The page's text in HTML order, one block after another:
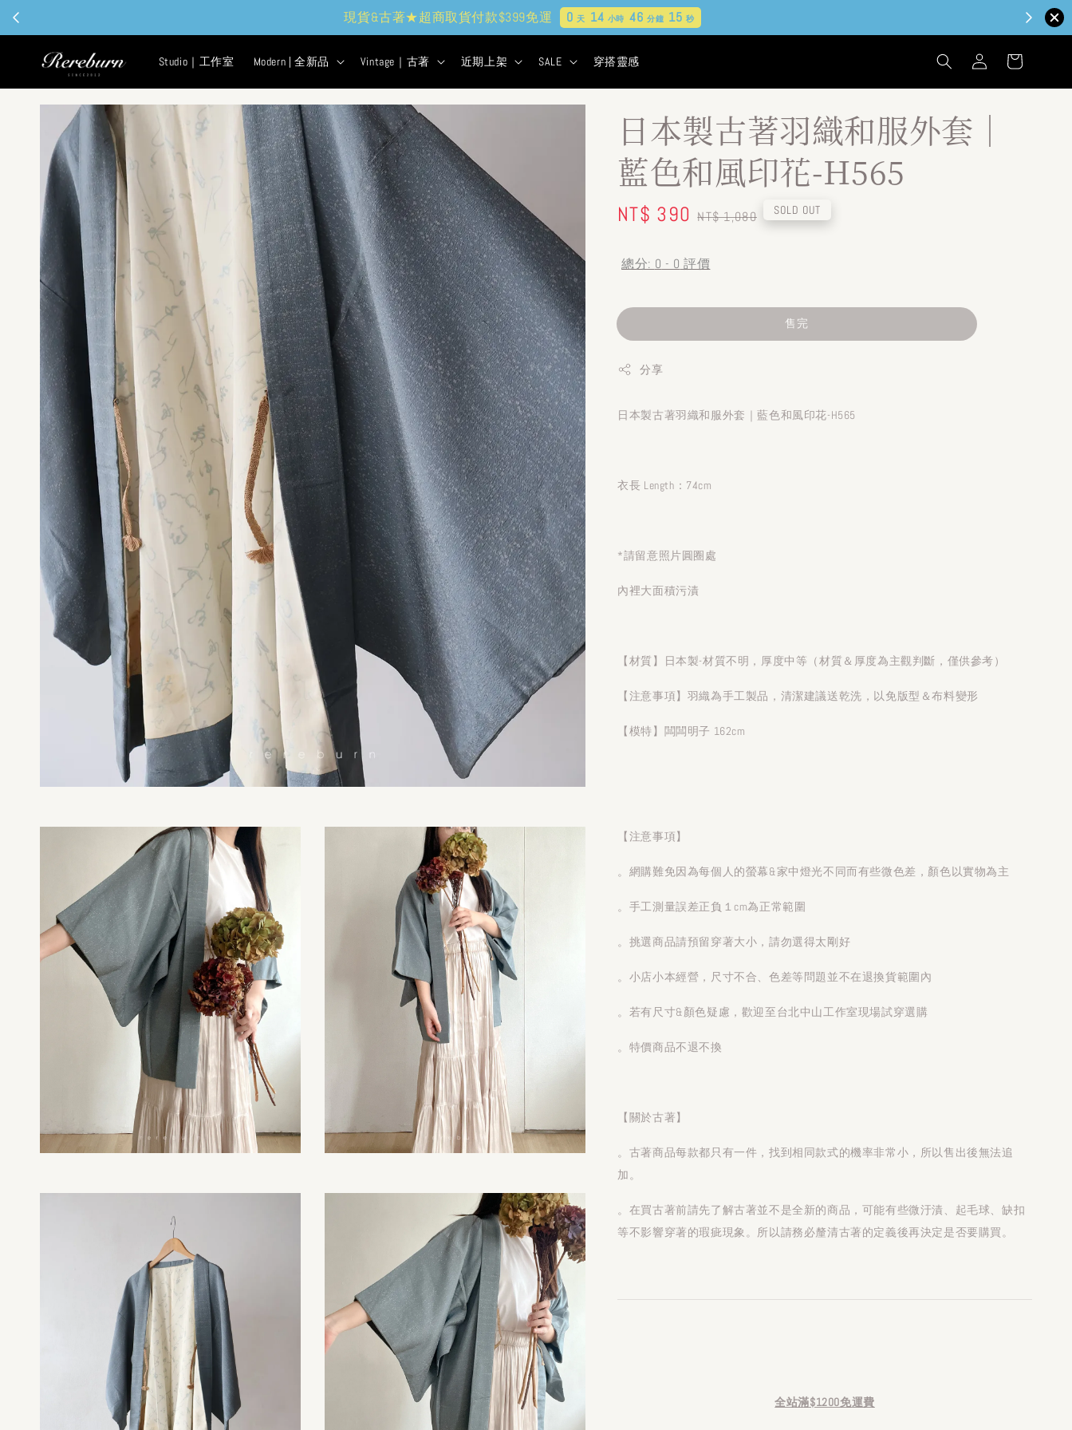
現貨&古著★超商取貨付款$399免運 0天 14 小時 46 分鐘 13 秒
Studio｜工作室 Modern | 全新品 Vintage｜古著 近期上架 SALE 穿搭靈感
日本製古著羽織和服外套｜
藍色和風印花-H565
Sale
NT$ 390 Regular
NT$ 1,080 SOLD OUT
總分: 0 - 0 評價
售完
分享
日本製古著羽織和服外套｜藍色和風印花-H565
衣長 Length：74cm
*請留意照片圓圈處
內裡大面積污漬
【材質】日本製-材質不明，厚度中等（材質＆厚度為主觀判斷，僅供參考）
【注意事項】羽織為手工製品，清潔建議送乾洗，以免版型＆布料變形
【模特】闆闆明子 162cm
【注意事項】
。網購難免因為每個人的螢幕&家中燈光不同而有些微色差，顏色以實物為主
。手工測量誤差正負１cm為正常範圍
。挑選商品請預留穿著大小，請勿選得太剛好
。小店小本經營，尺寸不合、色差等問題並不在退換貨範圍內
。若有尺寸&顏色疑慮，歡迎至台北中山工作室現場試穿選購
。特價商品不退不換
【關於古著】
。古著商品每款都只有一件，找到相同款式的機率非常小，所以售出後無法追
加。
。在買古著前請先了解古著並不是全新的商品，可能有些微汙漬、起毛球、缺扣
等不影響穿著的瑕疵現象。所以請務必釐清古著的定義後再決定是否要購買。
全站滿$1200免運費